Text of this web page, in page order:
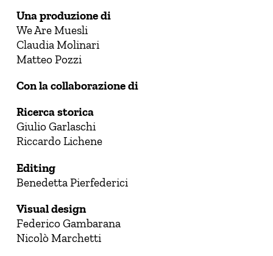
Una produzione di
We Are Muesli
Claudia Molinari
Matteo Pozzi
Con la collaborazione di
Ricerca storica
Giulio Garlaschi
Riccardo Lichene
Editing
Benedetta Pierfederici
Visual design
Federico Gambarana
Nicolò Marchetti